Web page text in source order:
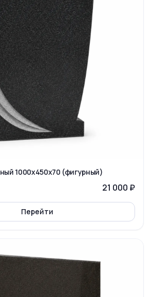
1000x450x70 (фигурный)
21 000 ₽
Перейти